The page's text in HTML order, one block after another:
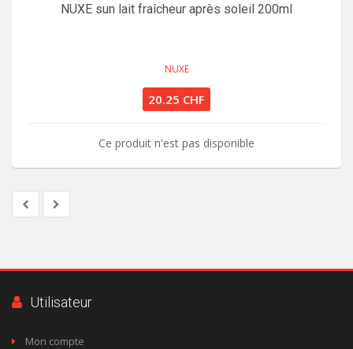
NUXE sun lait fraîcheur après soleil 200ml
NUXE
20.25 CHF
Ce produit n'est pas disponible
Utilisateur
Mon compte